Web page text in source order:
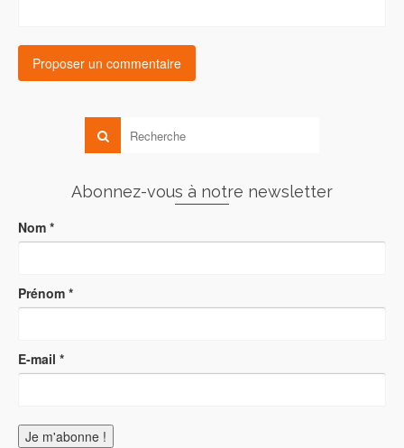
Abonnez-vous à notre newsletter
Nom *
Prénom *
E-mail *